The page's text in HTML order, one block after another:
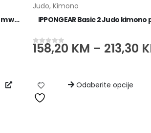
IPPONGEAR Rookie Kids BJJ Uniform white
Judo, Kimono
IPPONGEAR Basic 2 Judo kimono
od 5
158,20 KM – 213,30
Odaberite opcije